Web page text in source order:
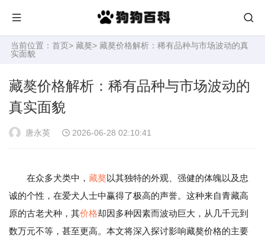
当前位置： 首页> 藏獒> 藏獒价格解析：稀有品种与市场波动的真
实面貌
藏獒价格解析：稀有品种与市场波动的
真实面貌
唐永英 2026-06-28 02:10:41
在众多犬类中， 藏獒以其独特的外观、强健的体魄以及忠
诚的个性，在爱犬人士中赢得了极高的声誉。这种来自青藏高
原的古老犬种，其价格却因多种因素而波动巨大，从几千元到
数万元不等，甚至更高。本文将深入探讨影响藏獒价格的主要